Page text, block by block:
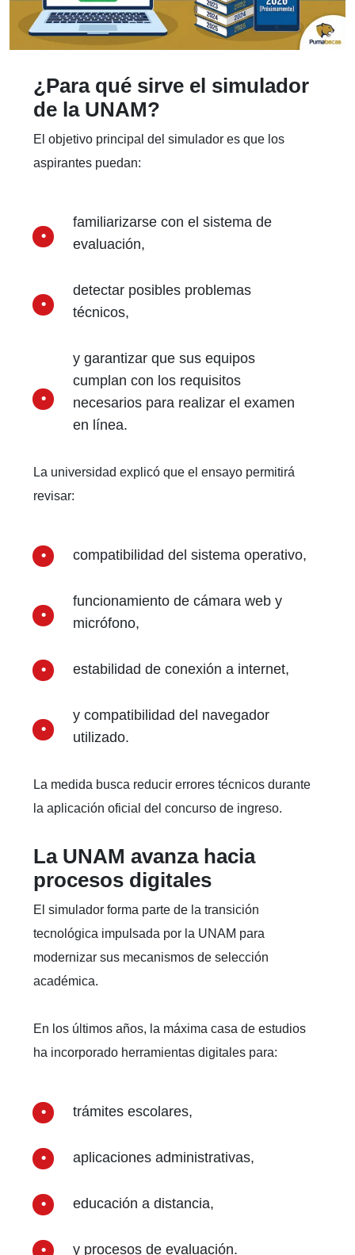
¿Para qué sirve el simulador
de la UNAM?
El objetivo principal del simulador es que los
aspirantes puedan:
familiarizarse con el sistema de
evaluación,
detectar posibles problemas
técnicos,
y garantizar que sus equipos
cumplan con los requisitos
necesarios para realizar el examen
en línea.
La universidad explicó que el ensayo permitirá
revisar:
compatibilidad del sistema operativo,
funcionamiento de cámara web y
micrófono,
estabilidad de conexión a internet,
y compatibilidad del navegador
utilizado.
La medida busca reducir errores técnicos durante
la aplicación oficial del concurso de ingreso.
La UNAM avanza hacia
procesos digitales
El simulador forma parte de la transición
tecnológica impulsada por la UNAM para
modernizar sus mecanismos de selección
académica.
En los últimos años, la máxima casa de estudios
ha incorporado herramientas digitales para:
trámites escolares,
aplicaciones administrativas,
educación a distancia,
y procesos de evaluación.